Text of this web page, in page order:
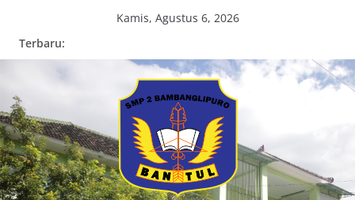
Kamis, Agustus 6, 2026
Terbaru: